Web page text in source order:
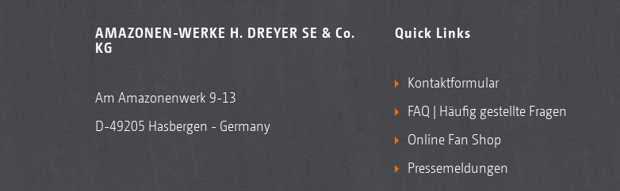
AMAZONEN-WERKE H. DREYER SE & Co.
KG
Am Amazonenwerk 9-13
D-49205 Hasbergen - Germany
Quick Links
Kontaktformular
FAQ | Häufig gestellte Fragen
Online Fan Shop
Pressemeldungen